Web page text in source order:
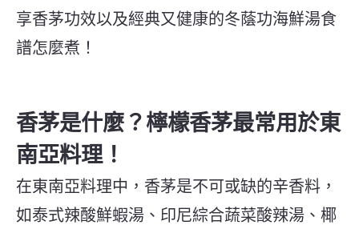
享香茅功效以及經典又健康的冬蔭功海鮮湯食
譜怎麼煮！
香茅是什麼？檸檬香茅最常用於東
南亞料理！
在東南亞料理中，香茅是不可或缺的辛香料，
如泰式辣酸鮮蝦湯、印尼綜合蔬菜酸辣湯、椰